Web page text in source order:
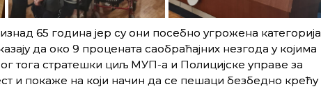
65 година јер су они посебно угрожена категорија
да око 9 процената саобраћајних незгода у којима
тога стратешки циљ МУП-а и Полицијске управе за
и покаже на који начин да се пешаци безбедно крећу